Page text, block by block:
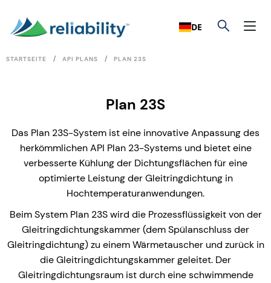
DE
STARTSEITE / API PLANS / PLAN 23S
Plan 23S
Das Plan 23S-System ist eine innovative Anpassung des
herkömmlichen API Plan 23-Systems und bietet eine
verbesserte Kühlung der Dichtungsflächen für eine
optimierte Leistung der Gleitringdichtung in
Hochtemperaturanwendungen.
Beim System Plan 23S wird die Prozessflüssigkeit von der
Gleitringdichtungskammer (dem Spülanschluss der
Gleitringdichtung) zu einem Wärmetauscher und zurück in
die Gleitringdichtungskammer geleitet. Der
Gleitringdichtungsraum ist durch eine schwimmende